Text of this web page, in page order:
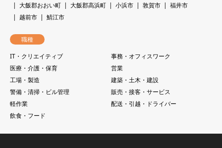
大飯郡おおい町
大飯郡高浜町 小浜市 敦賀市
福井市
越前市
鯖江市
職種
IT・クリエイティブ
事務・オフィスワーク
医療・介護・保育
営業
工場・製造
建築・土木・建設
警備・清掃・ビル管理
販売・接客・サービス
軽作業
配送・引越・ドライバー
飲食・フード